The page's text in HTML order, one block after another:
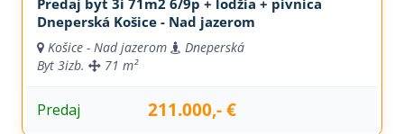
Predaj byt 3i 71m2 6/9p + lodžia + pivnica
Dneperská Košice - Nad jazerom
Košice - Nad jazerom
Dneperská
Byt 3izb. 71 m²
Predaj 211.000,- €